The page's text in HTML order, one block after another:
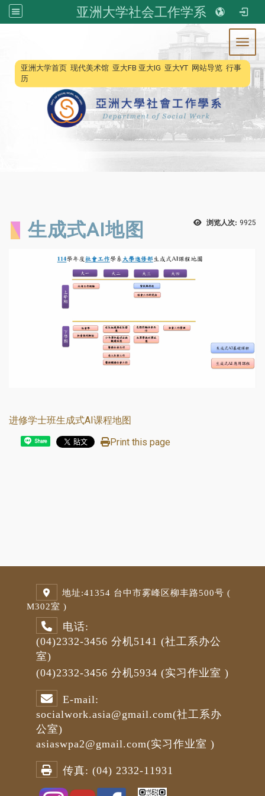
亚洲大学社会工作学系
::: 亚洲大学首页 现代美术馆 亚大FB 亚大IG 亚大YT 网站导览 行事
历
浏览人次: 9925
生成式AI地图
进修学士班生成式AI课程地图
Share Print this page
地址:41354 台中市雾峰区柳丰路500号 (
M302室 )
电话:
(04)2332-3456 分机5141 (社工系办公
室)
(04)2332-3456 分机5934 (实习作业室 )
E-mail:
socialwork.asia@gmail.com(社工系办
公室)
asiaswpa2@gmail.com(实习作业室 )
传真: (04) 2332-11931